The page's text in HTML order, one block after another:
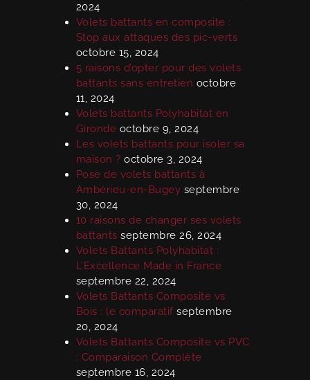
2024
Volets battants en composite :
Stop aux attaques des pic-verts
octobre 15, 2024
5 raisons d’opter pour des volets
battants sans entretien octobre
11, 2024
Volets battants Polyhabitat en
Gironde octobre 9, 2024
Les volets battants pour isoler sa
maison ? octobre 3, 2024
Pose de volets battants à
Ambérieu-en-Bugey septembre
30, 2024
10 raisons de changer ses volets
battants septembre 26, 2024
Volets Battants Polyhabitat :
L’Excellence Made in France
septembre 22, 2024
Volets Battants Composite vs
Bois : le comparatif septembre
20, 2024
Volets Battants Composite vs PVC
: Comparaison Complète
septembre 16, 2024